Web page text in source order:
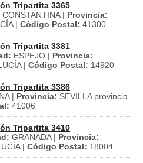
Tripartita 3365
CONSTANTINA | Provincia:
| Código Postal: 41300
Tripartita 3381
ESPEJO | Provincia:
| Código Postal: 14920
Tripartita 3386
| Provincia: SEVILLA provincia
41006
Tripartita 3410
GRANADA | Provincia:
| Código Postal: 18004